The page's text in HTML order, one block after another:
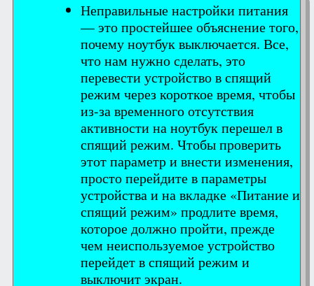
Неправильные настройки питания
— это простейшее объяснение того,
почему ноутбук выключается. Все,
что нам нужно сделать, это
перевести устройство в спящий
режим через короткое время, чтобы
из-за временного отсутствия
активности на ноутбук перешел в
спящий режим. Чтобы проверить
этот параметр и внести изменения,
просто перейдите в параметры
устройства и на вкладке «Питание и
спящий режим» продлите время,
которое должно пройти, прежде
чем неиспользуемое устройство
перейдет в спящий режим и
выключит экран.